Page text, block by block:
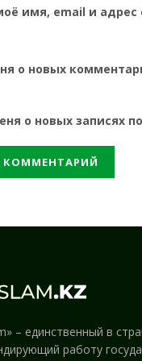
имя, email и
о новых
о новых записях
– единственный в
работу